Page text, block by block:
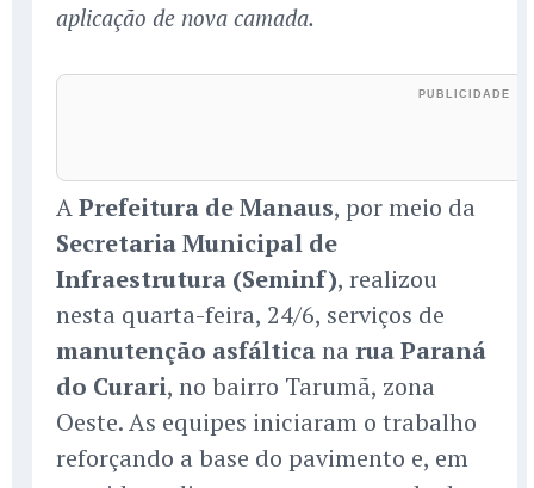
aplicação de nova camada.
APrefeitura de Manaus, por meio da
Secretaria Municipal de
Infraestrutura (Seminf), realizou
nesta quarta-feira, 24/6, serviços de
manutenção asfálticana rua Paraná
do Curari, no bairro Tarumã, zona
Oeste. As equipes iniciaram o trabalho
reforçando a base do pavimento e, em